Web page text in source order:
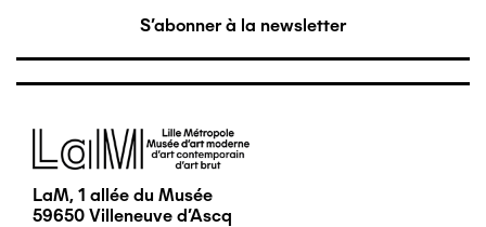
S'abonner à la newsletter
Image
LaM, 1 allée du Musée
59650 Villeneuve d'Ascq